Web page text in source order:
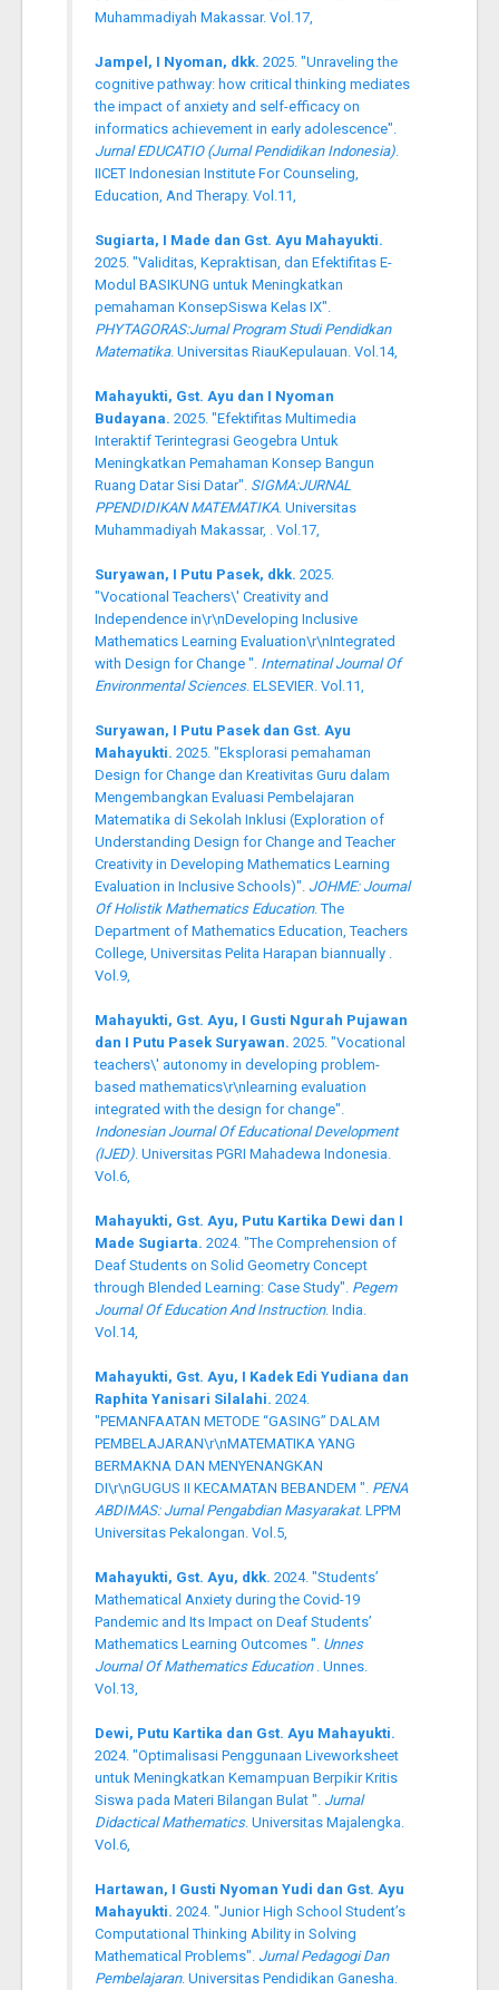
Muhammadiyah Makassar. Vol.17,
Jampel, I Nyoman, dkk. 2025. "Unraveling the
cognitive pathway: how critical thinking mediates
the impact of anxiety and self-efficacy on
informatics achievement in early adolescence".
Jurnal EDUCATIO (Jurnal Pendidikan Indonesia).
IICET Indonesian Institute For Counseling,
Education, And Therapy. Vol.11,
Sugiarta, I Made dan Gst. Ayu Mahayukti.
2025. "Validitas, Kepraktisan, dan Efektifitas E-
Modul BASIKUNG untuk Meningkatkan
pemahaman KonsepSiswa Kelas IX".
PHYTAGORAS:Jurnal Program Studi Pendidkan
Matematika. Universitas RiauKepulauan. Vol.14,
Mahayukti, Gst. Ayu dan I Nyoman
Budayana. 2025. "Efektifitas Multimedia
Interaktif Terintegrasi Geogebra Untuk
Meningkatkan Pemahaman Konsep Bangun
Ruang Datar Sisi Datar". SIGMA:JURNAL
PPENDIDIKAN MATEMATIKA. Universitas
Muhammadiyah Makassar, . Vol.17,
Suryawan, I Putu Pasek, dkk. 2025.
"Vocational Teachers\' Creativity and
Independence in\r\nDeveloping Inclusive
Mathematics Learning Evaluation\r\nIntegrated
with Design for Change ". Internatinal Journal Of
Environmental Sciences. ELSEVIER. Vol.11,
Suryawan, I Putu Pasek dan Gst. Ayu
Mahayukti. 2025. "Eksplorasi pemahaman
Design for Change dan Kreativitas Guru dalam
Mengembangkan Evaluasi Pembelajaran
Matematika di Sekolah Inklusi (Exploration of
Understanding Design for Change and Teacher
Creativity in Developing Mathematics Learning
Evaluation in Inclusive Schools)". JOHME: Journal
Of Holistik Mathematics Education. The
Department of Mathematics Education, Teachers
College, Universitas Pelita Harapan biannually .
Vol.9,
Mahayukti, Gst. Ayu, I Gusti Ngurah Pujawan
dan I Putu Pasek Suryawan. 2025. "Vocational
teachers\' autonomy in developing problem-
based mathematics\r\nlearning evaluation
integrated with the design for change".
Indonesian Journal Of Educational Development
(IJED). Universitas PGRI Mahadewa Indonesia.
Vol.6,
Mahayukti, Gst. Ayu, Putu Kartika Dewi dan I
Made Sugiarta. 2024. "The Comprehension of
Deaf Students on Solid Geometry Concept
through Blended Learning: Case Study". Pegem
Journal Of Education And Instruction. India.
Vol.14,
Mahayukti, Gst. Ayu, I Kadek Edi Yudiana dan
Raphita Yanisari Silalahi. 2024.
"PEMANFAATAN METODE “GASING” DALAM
PEMBELAJARAN\r\nMATEMATIKA YANG
BERMAKNA DAN MENYENANGKAN
DI\r\nGUGUS II KECAMATAN BEBANDEM ". PENA
ABDIMAS: Jurnal Pengabdian Masyarakat. LPPM
Universitas Pekalongan. Vol.5,
Mahayukti, Gst. Ayu, dkk. 2024. "Students’
Mathematical Anxiety during the Covid-19
Pandemic and Its Impact on Deaf Students’
Mathematics Learning Outcomes ". Unnes
Journal Of Mathematics Education . Unnes.
Vol.13,
Dewi, Putu Kartika dan Gst. Ayu Mahayukti.
2024. "Optimalisasi Penggunaan Liveworksheet
untuk Meningkatkan Kemampuan Berpikir Kritis
Siswa pada Materi Bilangan Bulat ". Jurnal
Didactical Mathematics. Universitas Majalengka.
Vol.6,
Hartawan, I Gusti Nyoman Yudi dan Gst. Ayu
Mahayukti. 2024. "Junior High School Student’s
Computational Thinking Ability in Solving
Mathematical Problems". Jurnal Pedagogi Dan
Pembelajaran. Universitas Pendidikan Ganesha.